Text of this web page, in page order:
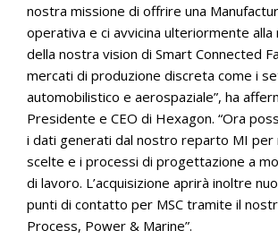
nostra missione di offrire una
operativa e ci avvicina ulteriormente alla
della nostra vision di Smart Connected
mercati di produzione discreta come i
automobilistico e aerospaziale”, ha
Presidente e CEO di Hexagon. “Ora
i dati generati dal nostro reparto MI per
scelte e i processi di progettazione a
di lavoro. L’acquisizione aprirà inoltre
punti di contatto per MSC tramite il
Process, Power & Marine”.